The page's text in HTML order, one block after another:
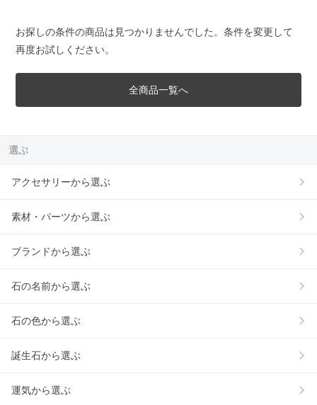
お探しの条件の商品は見つかりませんでした。条件を変更して
再度お試しください。
全商品一覧へ
選ぶ
アクセサリーから選ぶ
素材・パーツから選ぶ
ブランドから選ぶ
石の名前から選ぶ
石の色から選ぶ
誕生石から選ぶ
運気から選ぶ